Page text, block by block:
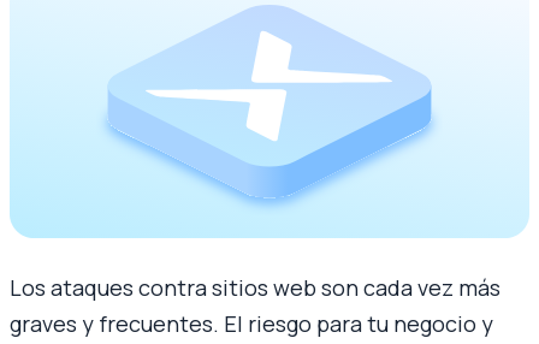
Los ataques contra sitios web son cada vez más
graves y frecuentes. El riesgo para tu negocio y